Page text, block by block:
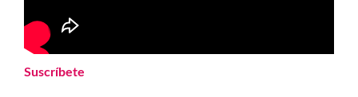
Suscríbete